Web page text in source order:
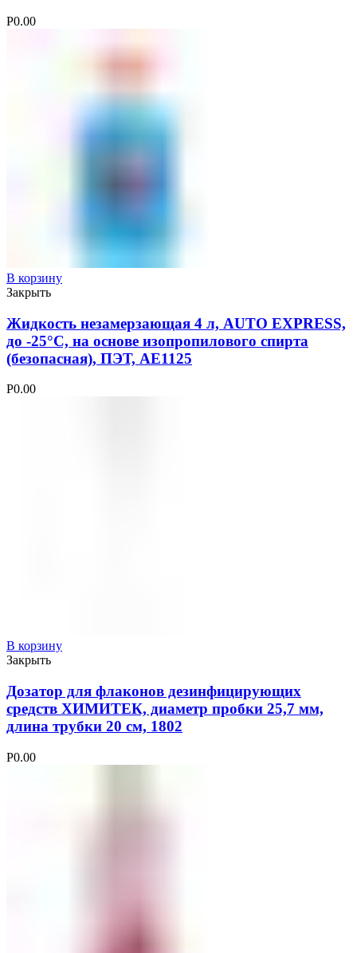
Р0.00
В корзину
Закрыть
Жидкость незамерзающая 4 л, AUTO EXPRESS,
до -25°С, на основе изопропилового спирта
(безопасная), ПЭТ, AE1125
Р0.00
В корзину
Закрыть
Дозатор для флаконов дезинфицирующих
средств ХИМИТЕК, диаметр пробки 25,7 мм,
длина трубки 20 см, 1802
Р0.00